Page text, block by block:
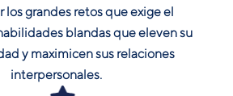
los grandes retos que exige el
blandas que eleven su
y maximicen sus relaciones
interpersonales.